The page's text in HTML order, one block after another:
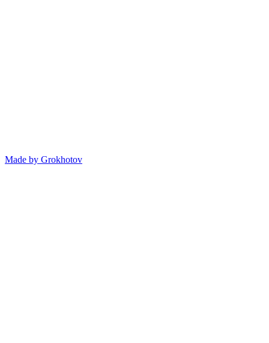
Made by Grokhotov